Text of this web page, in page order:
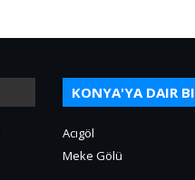
KONYA'YA DAIR
Acıgöl
Meke Gölü